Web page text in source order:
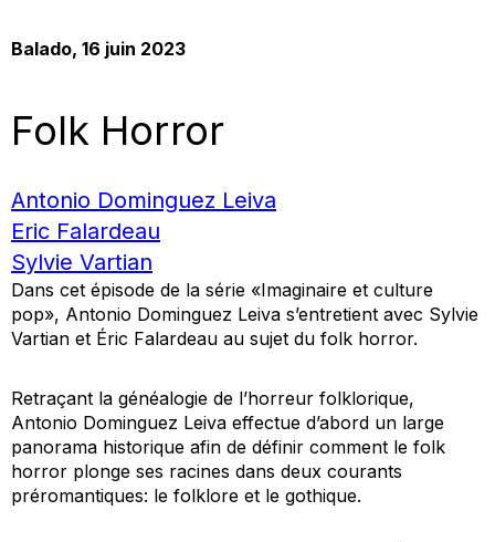
Balado, 16 juin 2023
Folk Horror
Antonio Dominguez Leiva
Eric Falardeau
Sylvie Vartian
Dans cet épisode de la série «Imaginaire et culture
pop», Antonio Dominguez Leiva s’entretient avec Sylvie
Vartian et Éric Falardeau au sujet du folk horror.
Retraçant la généalogie de l’horreur folklorique,
Antonio Dominguez Leiva effectue d’abord un large
panorama historique afin de définir comment le folk
horror plonge ses racines dans deux courants
préromantiques: le folklore et le gothique.